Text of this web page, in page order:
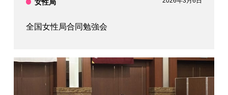
女性局
全国女性局合同勉強会